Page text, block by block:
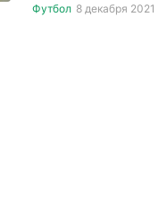
Футбол 8 декабря 2021